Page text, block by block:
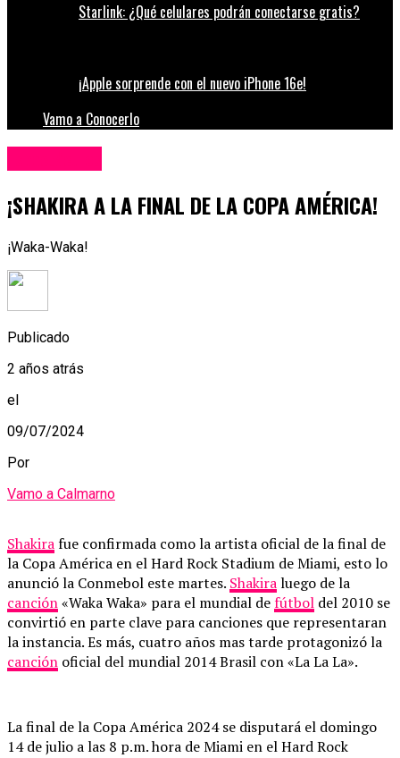
Starlink: ¿Qué celulares podrán conectarse gratis?
¡Apple sorprende con el nuevo iPhone 16e!
Vamo a Conocerlo
¡SHAKIRA A LA FINAL DE LA COPA AMÉRICA!
¡Waka-Waka!
Publicado
2 años atrás
el
09/07/2024
Por
Vamo a Calmarno
Shakirafue confirmada como la artista oficial de la final de
la Copa América en el Hard Rock Stadium de Miami, esto lo
anunció la Conmebol este martes. Shakiraluego de la
canción«Waka Waka» para el mundial defútbol del 2010 se
convirtió en parte clave para canciones que representaran
la instancia. Es más, cuatro años mas tarde protagonizó la
canción oficial del mundial 2014 Brasil con «La La La».
La final de la Copa América 2024 se disputará el domingo
14 de julio a las 8 p.m. hora de Miami en el Hard Rock